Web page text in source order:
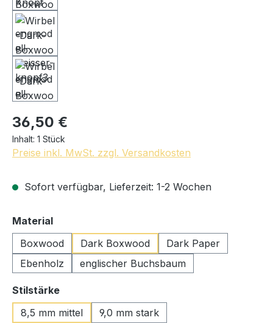
36,50 €
Inhalt: 1 Stück
Preise inkl. MwSt. zzgl. Versandkosten
Sofort verfügbar, Lieferzeit: 1-2 Wochen
Materialauswählen
Boxwood
Dark Boxwood
Dark Paper
Ebenholz
englischer Buchsbaum
Stilstärkeauswählen
8,5 mm mittel
9,0 mm stark